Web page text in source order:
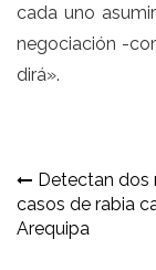
cada uno
negociación -
dirá».
de
Detectan dos
casos de rabia
Arequipa